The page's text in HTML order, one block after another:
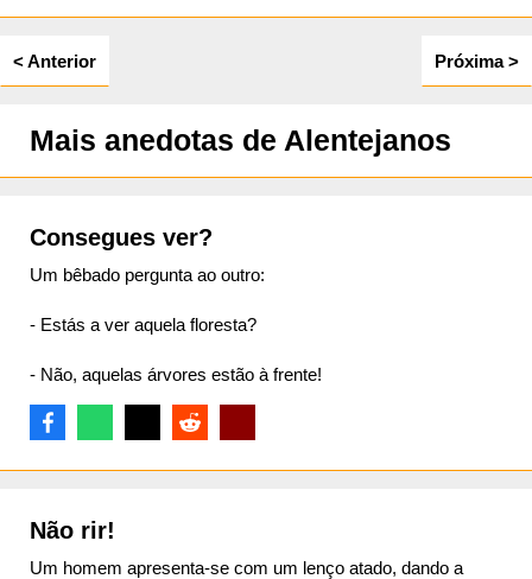
< Anterior Próxima >
Mais anedotas de Alentejanos
Consegues ver?
Um bêbado pergunta ao outro:
- Estás a ver aquela floresta?
- Não, aquelas árvores estão à frente!
Não rir!
Um homem apresenta-se com um lenço atado, dando a